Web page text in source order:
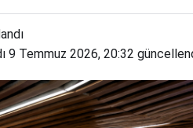
9 Temmuz 2026, 20:32